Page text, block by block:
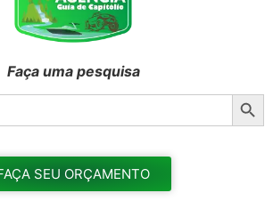
Faça uma pesquisa
SEU ORÇAMENTO